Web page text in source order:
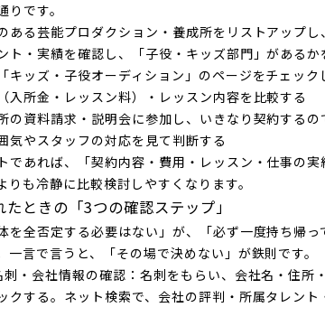
です。
ある芸能プロダクション・養成所をリストアップ
ト・実績を確認し、「子役・キッズ部門」があるか
キッズ・子役オーディション」のページをチェック
入所金・レッスン料）・レッスン内容を比較する
の資料請求・説明会に参加し、いきなり契約する
気やスタッフの対応を見て判断する
であれば、「契約内容・費用・レッスン・仕事の
りも冷静に比較検討しやすくなります。
ときの「3つの確認ステップ」
を全否定する必要はない」が、「必ず一度持ち帰
一言で言うと、「その場で決めない」が鉄則です。
・会社情報の確認 ：名刺をもらい、会社名・住所
クする。ネット検索で、会社の評判・所属タレン